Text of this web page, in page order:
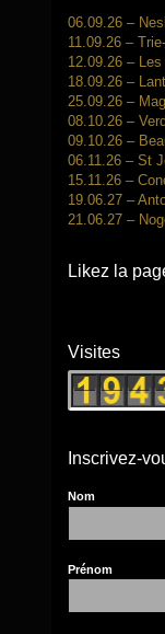
06.09.26 –
11.09.26 –
12.09.26 –
18.09.26 –
25.09.26 –
08.10.26 –
09.10.26 –
06.11.26 – St
15.11.26 –
19.06.27 –
21.06.27 –
Likez la
Visites
Inscrivez-
Nom
Prénom